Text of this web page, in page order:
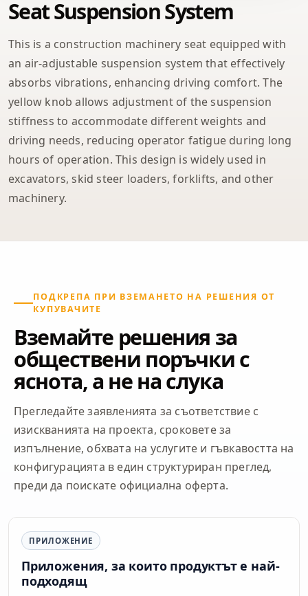
Seat Suspension System
This is a construction machinery seat equipped with
an air-adjustable suspension system that effectively
absorbs vibrations, enhancing driving comfort. The
yellow knob allows adjustment of the suspension
stiffness to accommodate different weights and
driving needs, reducing operator fatigue during long
hours of operation. This design is widely used in
excavators, skid steer loaders, forklifts, and other
machinery.
ПОДКРЕПА ПРИ ВЗЕМАНЕТО НА РЕШЕНИЯ ОТ
КУПУВАЧИТЕ
Вземайте решения за
обществени поръчки с
яснота, а не на слука
Прегледайте заявленията за съответствие с
изискванията на проекта, сроковете за
изпълнение, обхвата на услугите и гъвкавостта на
конфигурацията в един структуриран преглед,
преди да поискате официална оферта.
ПРИЛОЖЕНИЕ
Приложения, за които продуктът е най-
подходящ